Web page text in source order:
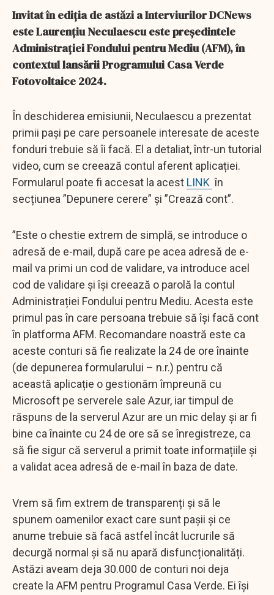
Invitat în ediția de astăzi a Interviurilor DCNews
este Laurențiu Neculaescu este președintele
Administrației Fondului pentru Mediu (AFM), în
contextul lansării Programului Casa Verde
Fotovoltaice 2024.
În deschiderea emisiunii, Neculaescu a prezentat
primii pași pe care persoanele interesate de aceste
fonduri trebuie să îi facă. El a detaliat, într-un tutorial
video, cum se creează contul aferent aplicației.
Formularul poate fi accesat la acest LINK în
secțiunea ”Depunere cerere” și ”Crează cont”.
”Este o chestie extrem de simplă, se introduce o
adresă de e-mail, după care pe acea adresă de e-
mail va primi un cod de validare, va introduce acel
cod de validare și își creează o parolă la contul
Administrației Fondului pentru Mediu. Acesta este
primul pas în care persoana trebuie să își facă cont
în platforma AFM. Recomandare noastră este ca
aceste conturi să fie realizate la 24 de ore înainte
(de depunerea formularului – n.r.) pentru că
această aplicație o gestionăm împreună cu
Microsoft pe serverele sale Azur, iar timpul de
răspuns de la serverul Azur are un mic delay și ar fi
bine ca înainte cu 24 de ore să se înregistreze, ca
să fie sigur că serverul a primit toate informațiile și
a validat acea adresă de e-mail în baza de date.
Vrem să fim extrem de transparenți și să le
spunem oamenilor exact care sunt pașii și ce
anume trebuie să facă astfel încât lucrurile să
decurgă normal și să nu apară disfuncționalități.
Astăzi aveam deja 30.000 de conturi noi deja
create la AFM pentru Programul Casa Verde. Ei își